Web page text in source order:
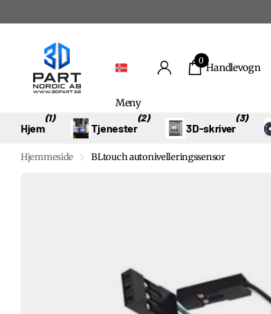
Meny
0
Handlevogn
Hjem
(1)
Tjenester
(2)
3D-skriver
(3)
Hjemmeside BLtouch autonivelleringssensor